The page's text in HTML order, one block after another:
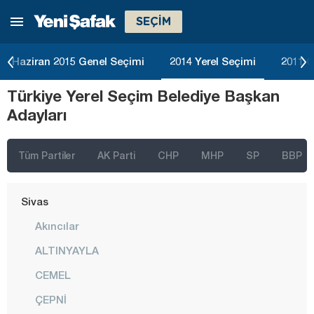
SEÇİM
Haziran 2015 Genel Seçimi 2014 Yerel Seçimi 2011
Türkiye Yerel Seçim Belediye Başkan
Adayları
Tüm Partiler AK Parti CHP MHP SP BBP
Ordu
Sakarya
Samsun
Sinop
Sivas
Akıncılar
ALTINYAYLA
CEMEL
ÇEPNİ